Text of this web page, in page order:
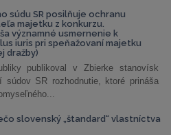
súdu SR posilňuje ochranu
majetku z konkurzu.
významné usmernenie k
iuris pri speňažovaní majetku
dražby)
publikoval v Zbierke stanovísk
súdov SR rozhodnutie, ktoré prináša
slovenský „štandard“ vlastníctva